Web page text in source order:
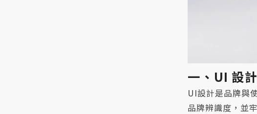
一、UI 設
UI設計是品牌與
品牌辨識度，並